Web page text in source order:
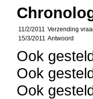
11/2/2011 Verzending
15/3/2011 Antwoord
Ook
Ook
Ook